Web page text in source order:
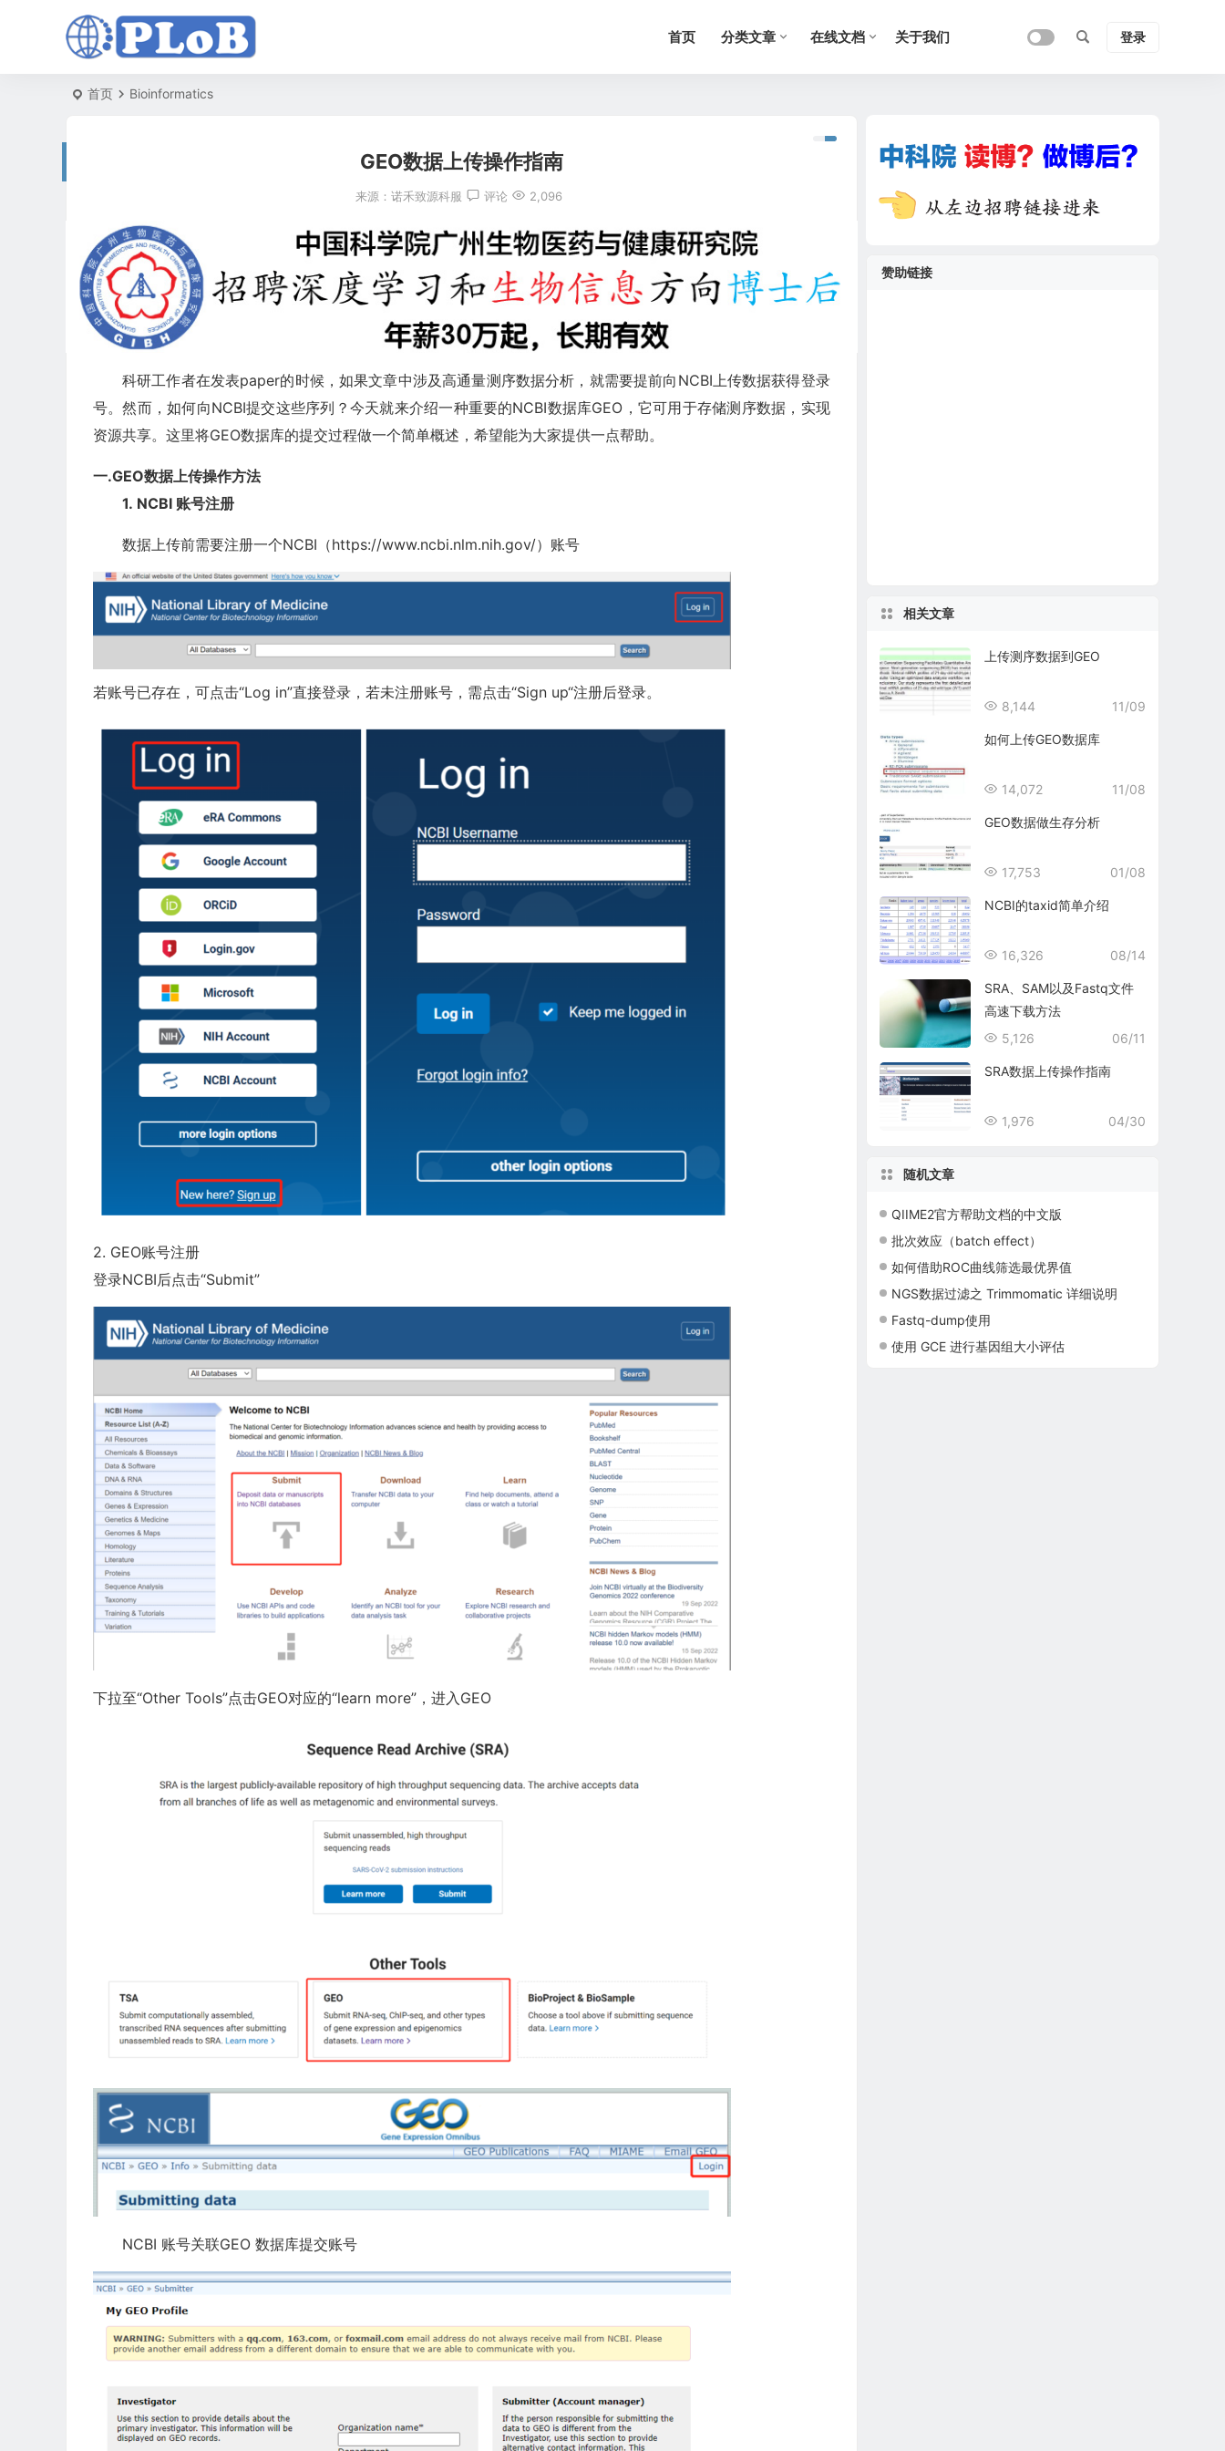
首页 分类文章 在线文档 关于我们 登录
首页 Bioinformatics
GEO数据上传操作指南
来源：诺禾致源科服 评论 2,096
科研工作者在发表paper的时候，如果文章中涉及高通量测序数据分析，就需要提前向NCBI上传数据获得登录
号。然而，如何向NCBI提交这些序列？今天就来介绍一种重要的NCBI数据库GEO，它可用于存储测序数据，实现
资源共享。这里将GEO数据库的提交过程做一个简单概述，希望能为大家提供一点帮助。
一.GEO数据上传操作方法
1. NCBI 账号注册
数据上传前需要注册一个NCBI（https://www.ncbi.nlm.nih.gov/）账号
若账号已存在，可点击“Log in”直接登录，若未注册账号，需点击“Sign up“注册后登录。
2. GEO账号注册
登录NCBI后点击“Submit”
下拉至“Other Tools”点击GEO对应的“learn more”，进入GEO
NCBI 账号关联GEO 数据库提交账号
赞助链接
相关文章
上传测序数据到GEO
11/09
8,144
如何上传GEO数据库
11/08
14,072
GEO数据做生存分析
01/08
17,753
NCBI的taxid简单介绍
08/14
16,326
SRA、SAM以及Fastq文件
高速下载方法
06/11
5,126
SRA数据上传操作指南
04/30
1,976
随机文章
QIIME2官方帮助文档的中文版
批次效应（batch effect）
如何借助ROC曲线筛选最优界值
NGS数据过滤之 Trimmomatic 详细说明
Fastq-dump使用
使用 GCE 进行基因组大小评估